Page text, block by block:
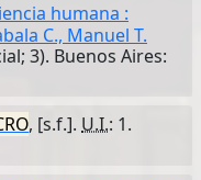
humana :
C., Manuel T.
3). Buenos Aires:
, [s.f.]. U.I.: 1.